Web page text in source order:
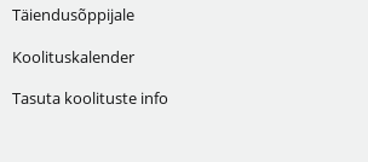
Täiendusõppijale
Koolituskalender
Tasuta koolituste info